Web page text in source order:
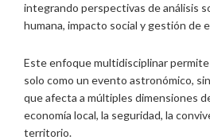
integrando perspectivas de análisis
humana, impacto social y gestión de
Este enfoque multidisciplinar
solo como un evento astronómico,
que afecta a múltiples dimensiones
economía local, la seguridad, la
territorio.